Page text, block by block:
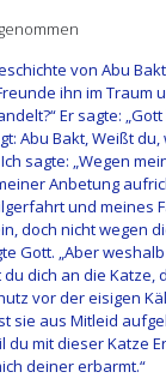
von Abu
ihn im Traum
Er sagte:
Abu Bakt, Weißt du,
sagte: „Wegen
Anbetung
und meines
doch nicht wegen
Gott. „Aber weshalb
du dich an die Katze,
vor der eisigen
sie aus Mitleid
du mit dieser Katze
deiner erbarmt.“